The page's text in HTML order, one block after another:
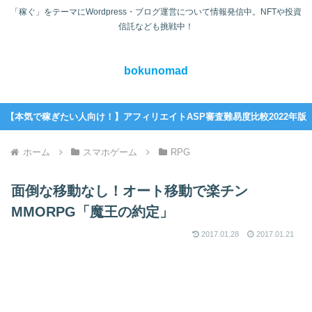
「稼ぐ」をテーマにWordpress・ブログ運営について情報発信中。NFTや投資
信託なども挑戦中！
bokunomad
【本気で稼ぎたい人向け！】アフィリエイトASP審査難易度比較2022年版
ホーム スマホゲーム RPG
面倒な移動なし！オート移動で楽チン
MMORPG「魔王の約定」
2017.01.28 2017.01.21